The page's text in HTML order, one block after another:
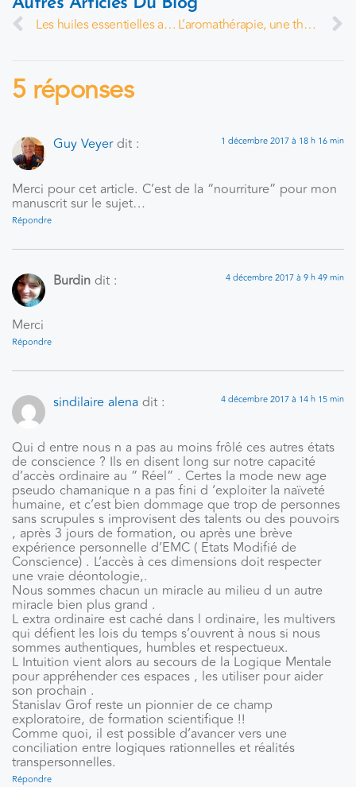
Les huiles essentielles au secours de la psy
L’aromathérapie, une thérapie olfactive pour soutenir nos états psycho-émotionnels
5 réponses
Guy Veyer dit : 1 décembre 2017 à 18 h 16 min
Merci pour cet article. C’est de la “nourriture” pour mon
manuscrit sur le sujet…
Répondre
Burdin dit : 4 décembre 2017 à 9 h 49 min
Merci
Répondre
sindilaire alena dit : 4 décembre 2017 à 14 h 15 min
Qui d entre nous n a pas au moins frôlé ces autres états
de conscience ? Ils en disent long sur notre capacité
d’accès ordinaire au ” Réel” . Certes la mode new age
pseudo chamanique n a pas fini d ‘exploiter la naïveté
humaine, et c’est bien dommage que trop de personnes
sans scrupules s improvisent des talents ou des pouvoirs
, après 3 jours de formation, ou après une brève
expérience personnelle d’EMC ( Etats Modifié de
Conscience) . L’accès à ces dimensions doit respecter
une vraie déontologie,.
Nous sommes chacun un miracle au milieu d un autre
miracle bien plus grand .
L extra ordinaire est caché dans l ordinaire, les multivers
qui défient les lois du temps s’ouvrent à nous si nous
sommes authentiques, humbles et respectueux.
L Intuition vient alors au secours de la Logique Mentale
pour appréhender ces espaces , les utiliser pour aider
son prochain .
Stanislav Grof reste un pionnier de ce champ
exploratoire, de formation scientifique !!
Comme quoi, il est possible d’avancer vers une
conciliation entre logiques rationnelles et réalités
transpersonnelles.
Répondre